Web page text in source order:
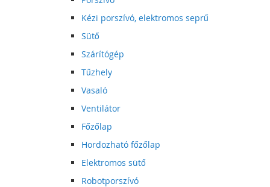
Kézi porszívó, elektromos seprű
Sütő
Szárítógép
Tűzhely
Vasaló
Ventilátor
Főzőlap
Hordozható főzőlap
Elektromos sütő
Robotporszívó